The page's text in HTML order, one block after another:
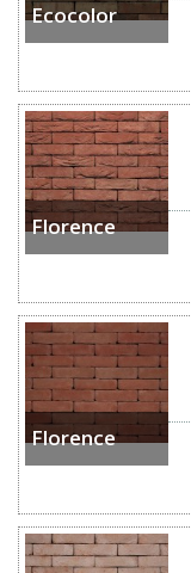
Ecocolor
Florence
Florence